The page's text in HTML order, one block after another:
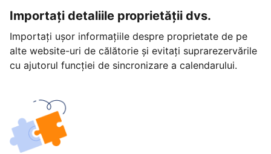
Importați detaliile proprietății dvs.
Importați ușor informațiile despre proprietate de pe
alte website-uri de călătorie și evitați suprarezervările
cu ajutorul funcției de sincronizare a calendarului.